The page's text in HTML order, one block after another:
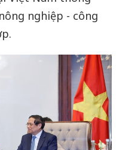
nghiệp - công